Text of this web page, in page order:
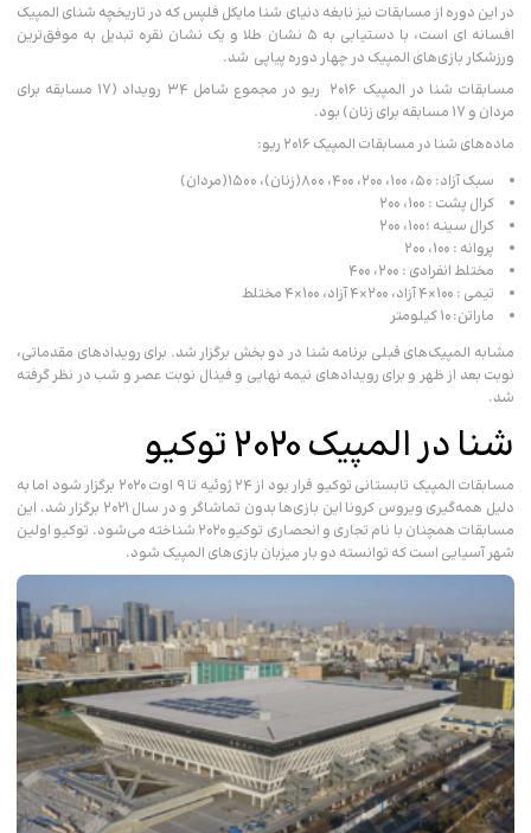
در این دوره از مسابقات نیز نابغه دنیای شنا مایکل فلپس که در تاریخچه شنای المپیک
افسانه ای است، با دستیابی به ۵ نشان طلا و یک نشان نقره تبدیل به موفق‌ترین
ورزشکار بازی‌های المپیک در چهار دوره پیاپی شد.
مسابقات شنا در المپیک ۲۰۱۶ ریو در مجموع شامل ۳۴ رویداد (۱۷ مسابقه برای
مردان و ۱۷ مسابقه برای زنان) بود.
ماده‌های شنا در مسابقات المپیک ۲۰۱۶ ریو:
سبک آزاد: ۵۰، ۱۰۰، ۲۰۰، ۴۰۰، ۸۰۰(زنان)، ۱۵۰۰(مردان)
کرال پشت : ۱۰۰، ۲۰۰
کرال سینه ؛۱۰۰، ۲۰۰
پروانه : ۱۰۰، ۲۰۰
مختلط انفرادی : ۲۰۰، ۴۰۰
تیمی : ۱۰۰×۴ آزاد، ۲۰۰×۴ آزاد، ۱۰۰×۴ مختلط
ماراتن: ۱۰ کیلومتر
مشابه المپیک‌های قبلی برنامه شنا در دو بخش برگزار شد. برای رویدادهای مقدماتی،
نوبت بعد از ظهر و برای رویدادهای نیمه نهایی و فینال نوبت عصر و شب در نظر گرفته
شد.
شنا در المپیک 2020 توکیو
مسابقات المپیک تابستانی توکیو قرار بود از ۲۴ ژوئیه تا ۹ اوت ۲۰۲۰ برگزار شود اما به
دلیل همه‌گیری ویروس کرونا این بازی‌ها بدون تماشاگر و در سال ۲۰۲۱ برگزار شد. این
مسابقات همچنان با نام تجاری و انحصاری توکیو ۲۰۲۰ شناخته می‌شود. توکیو اولین
شهر آسیایی است که توانسته دو بار میزبان بازی‌های المپیک شود.